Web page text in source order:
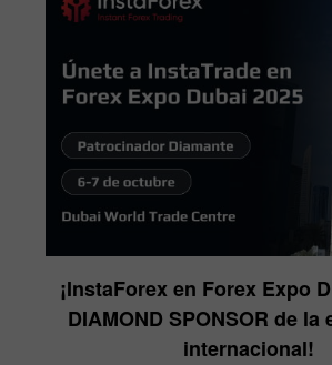
¡InstaForex en Forex Expo
DIAMOND SPONSOR de
internacional!